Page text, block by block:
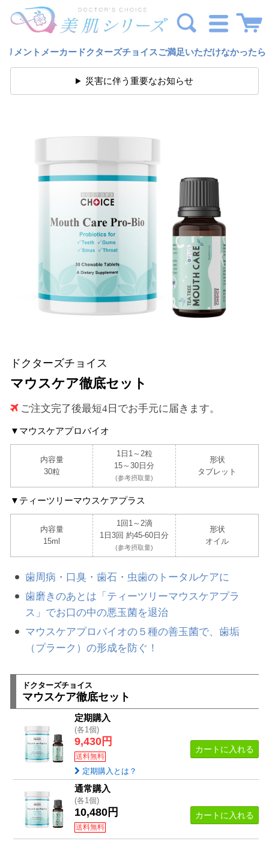
ードクターズチョイスご満足いただけなかったら、遠慮なく
災害に伴う重要なお知らせ
ドクターズチョイス
マウスケア徹底セット
ご注文完了後最短4日でお手元に届きます。
▼マウスケアプロバイオ
内容量
30粒
1日1～2粒
15～30日分
(参考摂取量)
形状
タブレット
▼ティーツリーマウスケアプラス
内容量
15ml
1回1～2滴
1日3回 約45-60日分
(参考摂取量)
形状
オイル
歯周病・口臭・歯石・虫歯のトータルケアに
歯磨きのあとは「ティーツリーマウスケアプラ
ス」でお口の中の悪玉菌を退治
マウスケアプロバイオの５種の善玉菌で、歯垢
（プラーク）の形成を防ぐ！
ドクターズチョイス
マウスケア徹底セット
定期購入
(各1個)
9,430円
送料無料
カートに入れる
定期購入とは？
通常購入
(各1個)
10,480円
送料無料
カートに入れる